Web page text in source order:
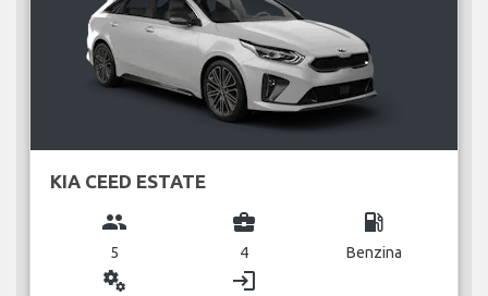
KIA CEED ESTATE
group
5
business_center
4
local_gas_station
Benzina
miscellaneous_services login